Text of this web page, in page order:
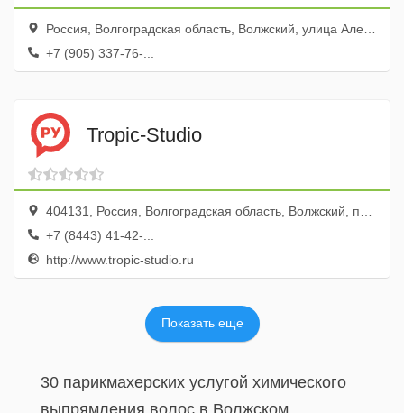
Россия, Волгоградская область, Волжский, улица Александрова, 18А, ТЦ Волгомолл
+7 (905) 337-76-...
Tropic-Studio
404131, Россия, Волгоградская область, Волжский, проспект Ленина, 30
+7 (8443) 41-42-...
http://www.tropic-studio.ru
Показать еще
30 парикмахерских услугой химического
выпрямления волос в Волжском.